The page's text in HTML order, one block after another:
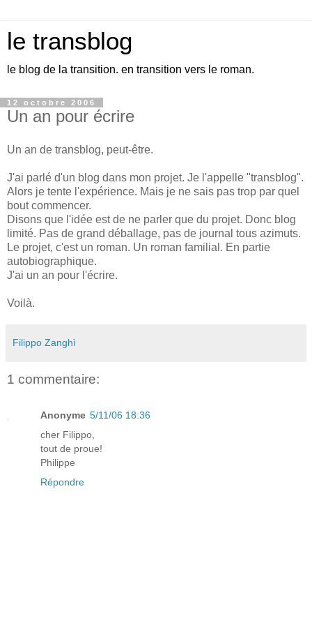
le transblog
le blog de la transition. en transition vers le roman.
12 octobre 2006
Un an pour écrire
Un an de transblog, peut-être.
J'ai parlé d'un blog dans mon projet. Je l'appelle "transblog".
Alors je tente l'expérience. Mais je ne sais pas trop par quel
bout commencer.
Disons que l'idée est de ne parler que du projet. Donc blog
limité. Pas de grand déballage, pas de journal tous azimuts.
Le projet, c'est un roman. Un roman familial. En partie
autobiographique.
J'ai un an pour l'écrire.
Voilà.
Filippo Zanghì
1 commentaire:
Anonyme 5/11/06 18:36
cher Filippo,
tout de proue!
Philippe
Répondre